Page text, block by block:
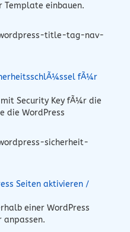
Template einbauen.
title-tag-nav-
fÃ¼r
Security Key fÃ¼r die
die WordPress
sicherheit-
Seiten aktivieren /
einer WordPress
anpassen.